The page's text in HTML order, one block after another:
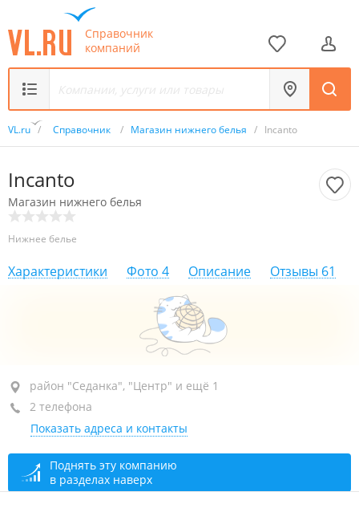
Справочник
компаний
VL.ru / Справочник / Магазин нижнего белья / Incanto
Incanto
Магазин нижнего белья
Нижнее белье
Характеристики Фото 4 Описание Отзывы 61
район "Седанка", ул. Полетаева, 6Д
ТРК "Седанка Сити", 2-й этаж
открыто: 10:00–21:00
район "Седанка", "Центр" и ещё 1
2 телефона
Показать адреса и контакты
Поднять эту компанию
в разделах наверх